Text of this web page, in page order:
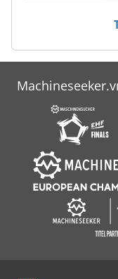
Perske
Reinhardt
Scheppach Hm1